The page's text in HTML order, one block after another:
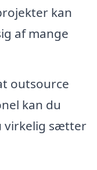
kan
af mange
outsource
kan du
virkelig sætter